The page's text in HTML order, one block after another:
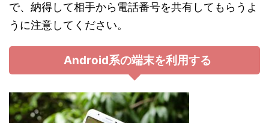
で、納得して相手から電話番号を共有してもらうよ
うに注意してください。
Android系の端末を利用する